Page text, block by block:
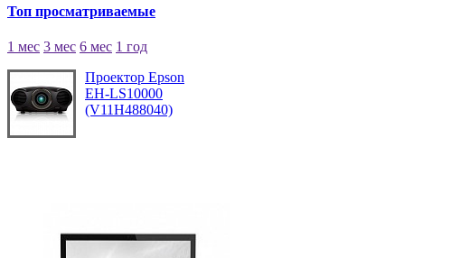
Топ просматриваемые
1 мес 3 мес 6 мес 1 год
Проектор Epson
EH-LS10000
(V11H488040)